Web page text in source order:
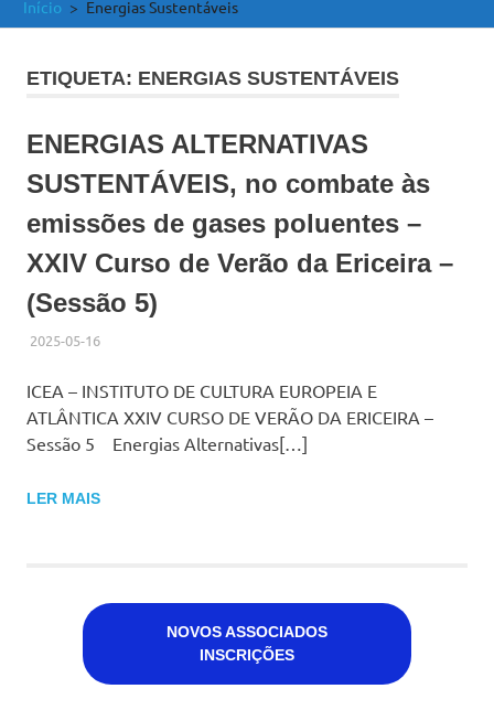
Início Energias Sustentáveis
ETIQUETA: ENERGIAS SUSTENTÁVEIS
ENERGIAS ALTERNATIVAS
SUSTENTÁVEIS, no combate às
emissões de gases poluentes –
XXIV Curso de Verão da Ericeira –
(Sessão 5)
2025-05-16ADMINISTRADOR
HISTÓRICO DE ACTIVIDADES
ICEA – INSTITUTO DE CULTURA EUROPEIA E
ATLÂNTICA XXIV CURSO DE VERÃO DA ERICEIRA –
Sessão 5 Energias Alternativas[…]
LER MAIS
NOVOS ASSOCIADOS
INSCRIÇÕES